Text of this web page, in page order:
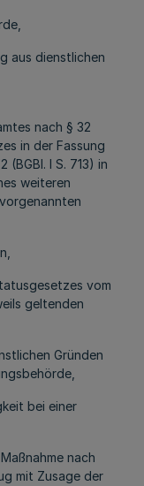
aus dienstlichen
nach § 32
in der Fassung
(BGBl. I S. 713) in
weiteren
vom
geltenden
Gründen
bei einer
nach
mit Zusage der